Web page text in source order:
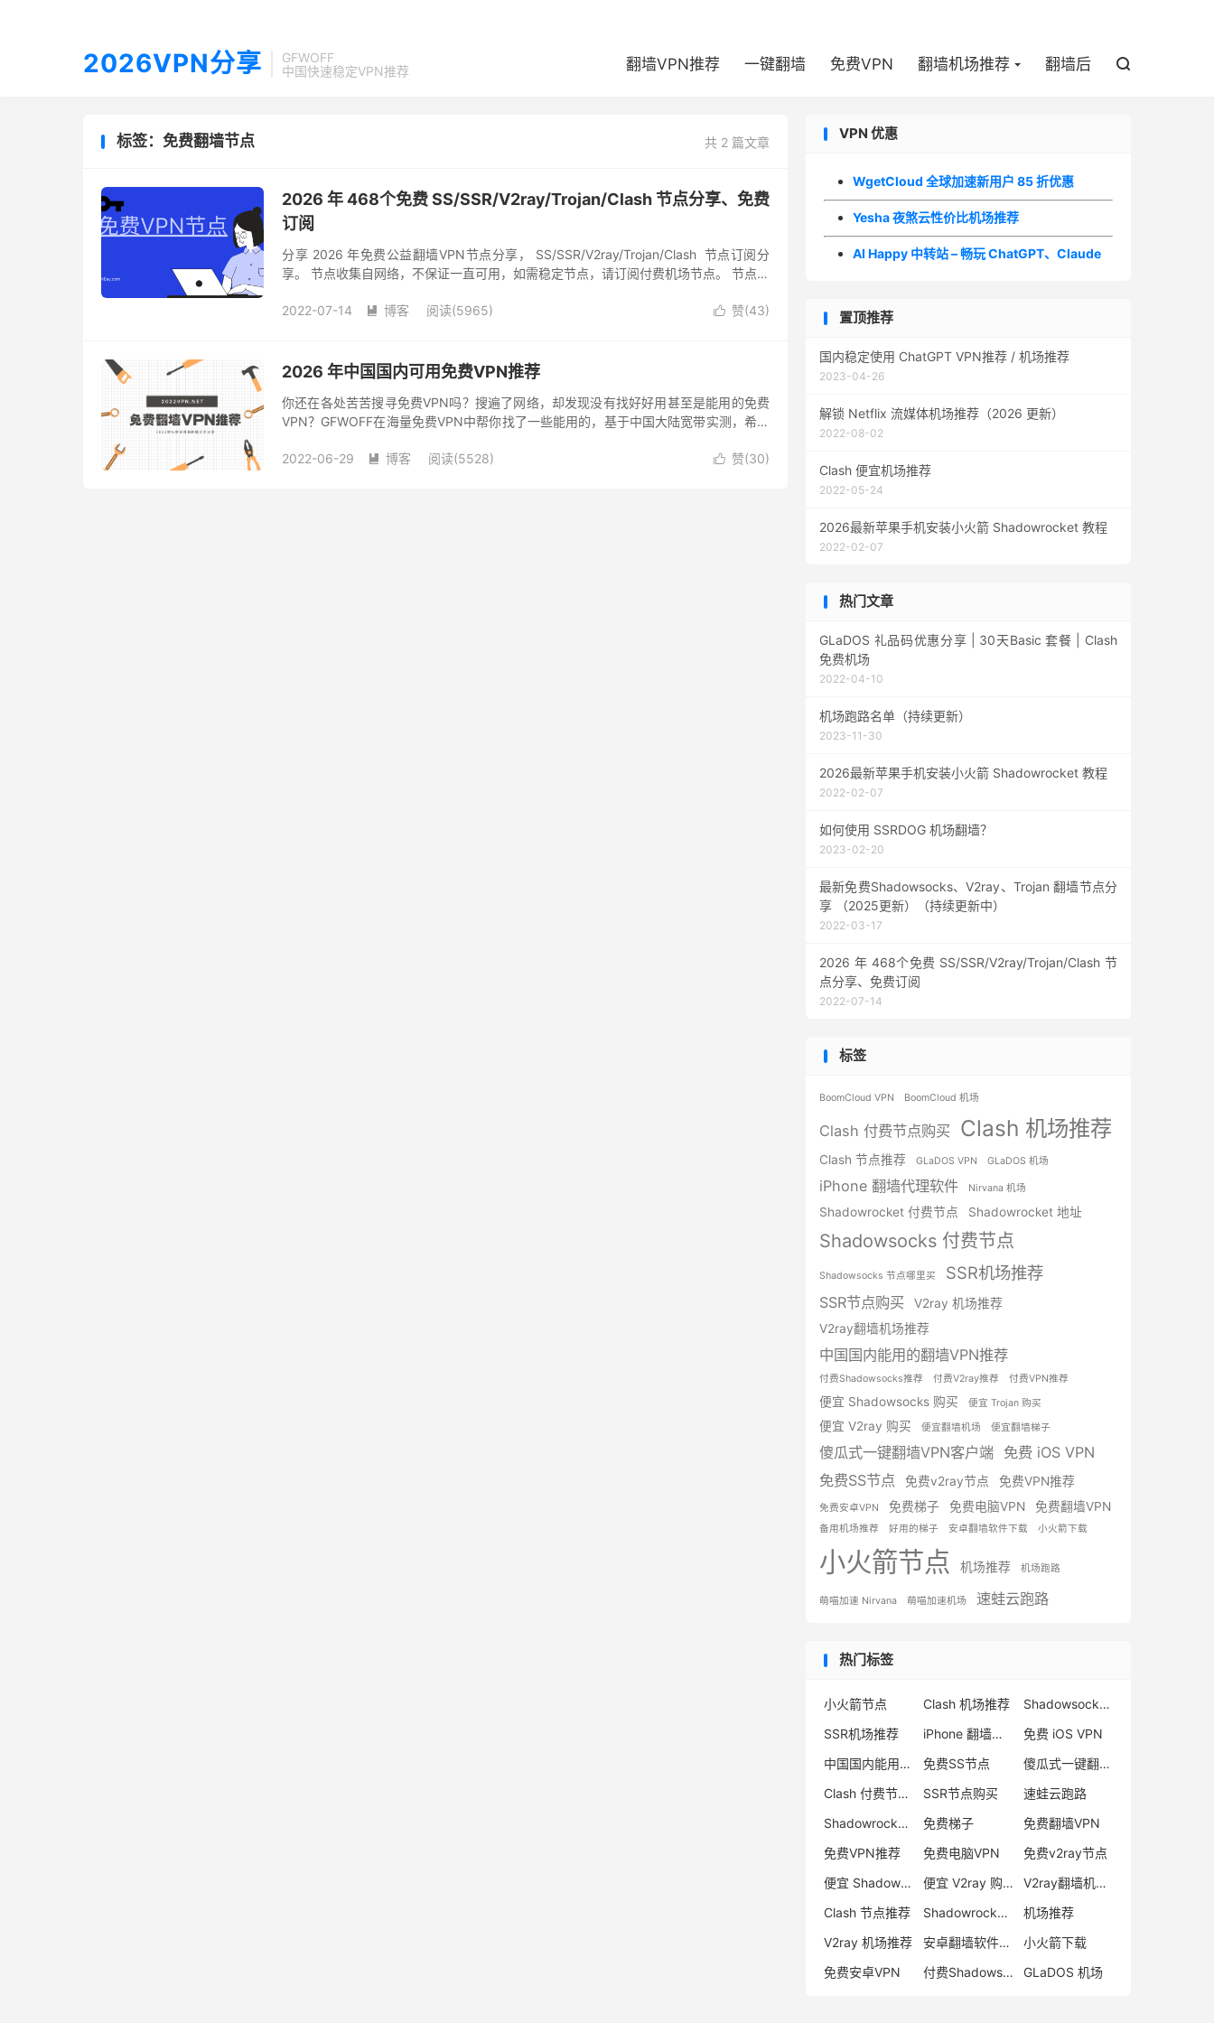
2026VPN分享
GFWOFF
中国快速稳定VPN推荐
翻墙VPN推荐 一键翻墙 免费VPN 翻墙机场推荐 翻墙后 
共 2 篇文章
标签：免费翻墙节点
2026 年 468个免费 SS/SSR/V2ray/Trojan/Clash 节点分享、免费
订阅
分享 2026 年免费公益翻墙VPN节点分享， SS/SSR/V2ray/Trojan/Clash 节点订阅分
享。 节点收集自网络，不保证一直可用，如需稳定节点，请订阅付费机场节点。 节点链
 赞(43)
2022-07-14  博客 阅读(5965)
2026 年中国国内可用免费VPN推荐
你还在各处苦苦搜寻免费VPN吗？搜遍了网络，却发现没有找好好用甚至是能用的免费
VPN？GFWOFF在海量免费VPN中帮你找了一些能用的，基于中国大陆宽带实测，希望
 赞(30)
2022-06-29  博客 阅读(5528)
VPN 优惠
WgetCloud 全球加速新用户 85 折优惠
Yesha 夜煞云性价比机场推荐
AI Happy 中转站 – 畅玩 ChatGPT、Claude
置顶推荐
国内稳定使用 ChatGPT VPN推荐 / 机场推荐
2023-04-26
解锁 Netflix 流媒体机场推荐（2026 更新）
2022-08-02
Clash 便宜机场推荐
2022-05-24
2026最新苹果手机安装小火箭 Shadowrocket 教程
2022-02-07
热门文章
GLaDOS 礼品码优惠分享 | 30天Basic 套餐 | Clash
免费机场
2022-04-10
机场跑路名单（持续更新）
2023-11-30
2026最新苹果手机安装小火箭 Shadowrocket 教程
2022-02-07
如何使用 SSRDOG 机场翻墙？
2023-02-20
最新免费Shadowsocks、V2ray、Trojan 翻墙节点分
享 （2025更新）（持续更新中）
2022-03-17
2026 年 468个免费 SS/SSR/V2ray/Trojan/Clash 节
点分享、免费订阅
2022-07-14
标签
BoomCloud VPN BoomCloud 机场
Clash 付费节点购买 Clash 机场推荐
Clash 节点推荐 GLaDOS VPN GLaDOS 机场
iPhone 翻墙代理软件 Nirvana 机场
Shadowrocket 付费节点 Shadowrocket 地址
Shadowsocks 付费节点
Shadowsocks 节点哪里买 SSR机场推荐
SSR节点购买
V2ray 机场推荐
V2ray翻墙机场推荐
中国国内能用的翻墙VPN推荐
付费Shadowsocks推荐 付费V2ray推荐 付费VPN推荐
便宜 Shadowsocks 购买 便宜 Trojan 购买
便宜 V2ray 购买 便宜翻墙机场 便宜翻墙梯子
傻瓜式一键翻墙VPN客户端 免费 iOS VPN
免费SS节点
免费v2ray节点 免费VPN推荐
免费安卓VPN 免费梯子 免费电脑VPN 免费翻墙VPN
备用机场推荐 好用的梯子 安卓翻墙软件下载 小火箭下载
小火箭节点 机场推荐 机场跑路
萌喵加速 Nirvana 萌喵加速机场 速蛙云跑路
热门标签
小火箭节点 Clash 机场推荐
Shadowsocks 付费节点
SSR机场推荐
iPhone 翻墙代理软件
免费 iOS VPN
中国国内能用的翻墙VPN推荐
免费SS节点
傻瓜式一键翻墙VPN客户端
Clash 付费节点购买
SSR节点购买
速蛙云跑路
Shadowrocket 地址
免费梯子
免费翻墙VPN
免费VPN推荐
免费电脑VPN
免费v2ray节点
便宜 Shadowsocks 购买
便宜 V2ray 购买
V2ray翻墙机场推荐
Clash 节点推荐
Shadowrocket 付费节点
机场推荐
V2ray 机场推荐
安卓翻墙软件下载
小火箭下载
免费安卓VPN
付费Shadowsocks推荐 GLaDOS 机场